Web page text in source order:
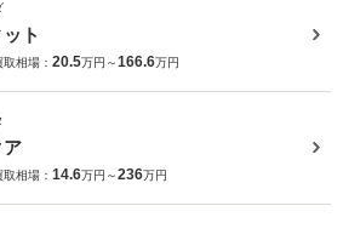
ト
相場： 20.5万円～166.6万円
ア
相場： 14.6万円～236万円